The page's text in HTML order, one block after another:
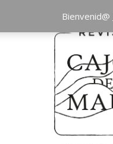
Bienvenid@